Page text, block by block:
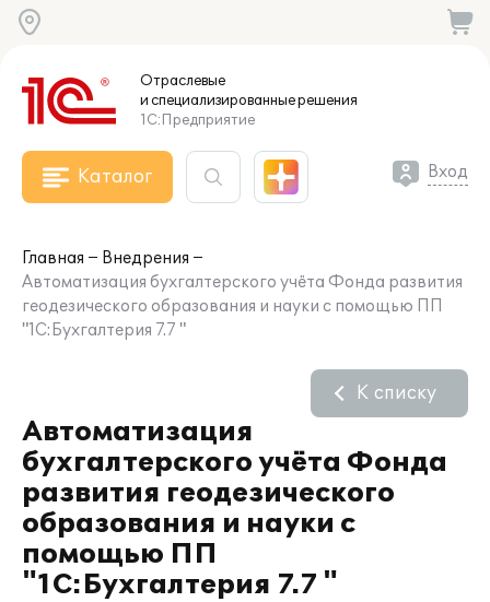
Отраслевые
и специализированныерешения
1С:Предприятие
Каталог Вход
Главная
Внедрения
Автоматизация бухгалтерского учёта Фонда развития
геодезического образования и науки с помощью ПП
"1С:Бухгалтерия 7.7 "
Автоматизация
бухгалтерского учёта Фонда
развития геодезического
образования и науки с
помощью ПП
"1С:Бухгалтерия 7.7 "
К списку